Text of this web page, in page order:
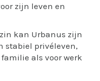
zijn leven en
kan Urbanus zijn
stabiel privéleven,
als voor werk